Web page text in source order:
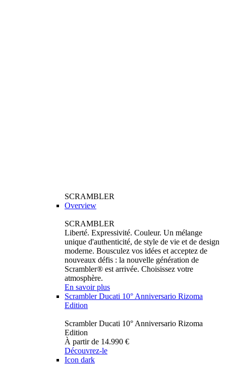
SCRAMBLER
Overview
SCRAMBLER
Liberté. Expressivité. Couleur. Un mélange
unique d'authenticité, de style de vie et de design
moderne. Bousculez vos idées et acceptez de
nouveaux défis : la nouvelle génération de
Scrambler® est arrivée. Choisissez votre
atmosphère.
En savoir plus
Scrambler Ducati 10° Anniversario Rizoma
Edition
Scrambler Ducati 10° Anniversario Rizoma
Edition
À partir de 14.990 €
Découvrez-le
Icon dark